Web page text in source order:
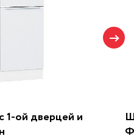
ой дверцей и